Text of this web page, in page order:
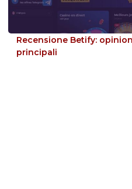
Recensione Betify:
principali